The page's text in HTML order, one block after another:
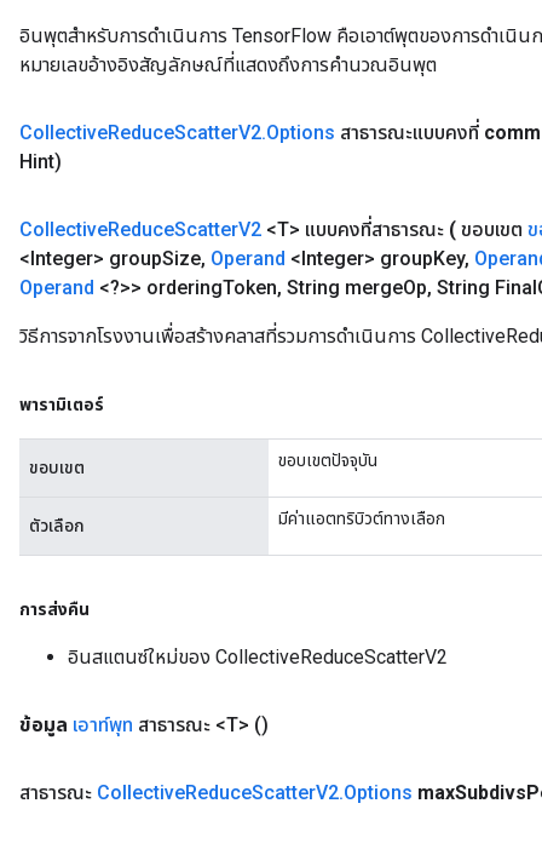
อินพุตสำหรับการดำเนินการ TensorFlow คือเอาต์พุตของการดำเนิน
หมายเลขอ้างอิงสัญลักษณ์ที่แสดงถึงการคำนวณอินพุต
CollectiveReduceScatterV2.Options สาธารณะแบบคงที่
Hint)
CollectiveReduceScatterV2 <T> แบบคงที่สาธารณะ ( ขอบเขต ข
<Integer> groupSize, Operand <Integer> groupKey,
Operand <?>> orderingToken, String mergeOp, String Final
วิธีการจากโรงงานเพื่อสร้างคลาสที่รวมการดำเนินการ
พารามิเตอร์
ขอบเขต ขอบเขตปัจจุบัน
ตัวเลือก มีค่าแอตทริบิวต์ทางเลือก
การส่งคืน
อินสแตนซ์ใหม่ของ CollectiveReduceScatterV2
ข้อมูล เอาท์พุท สาธารณะ <T> ()
สาธารณะ CollectiveReduceScatterV2.Options maxSubdivs